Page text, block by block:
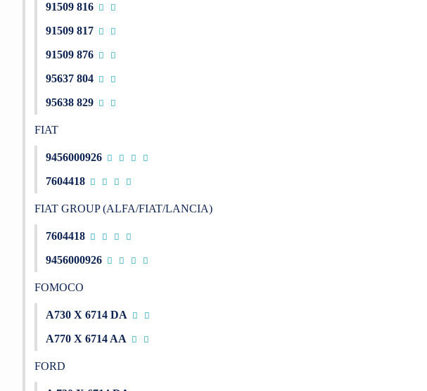
91509 816
91509 817
91509 876
95637 804
95638 829
FIAT
9456000926
7604418
FIAT GROUP (ALFA/FIAT/LANCIA)
7604418
9456000926
FOMOCO
A730 X 6714 DA
A770 X 6714 AA
FORD